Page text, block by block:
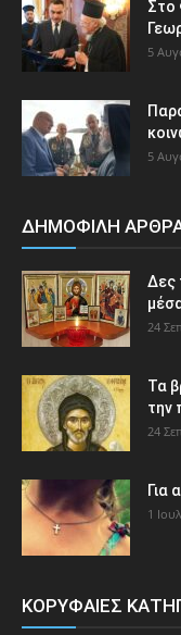
Στο
5
5
ΔΗΜΟΦΙΛΗ
Δες
24
Τα
την
24
Για
1
ΚΟΡΥΦΑΙΕΣ